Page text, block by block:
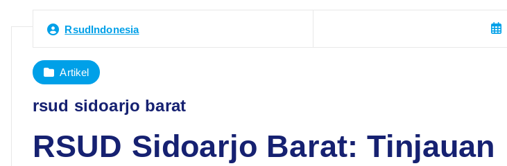
RsudIndonesia
Artikel
rsud sidoarjo barat
RSUD Sidoarjo Barat: Tinjauan